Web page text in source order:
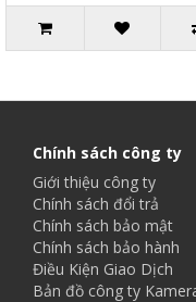
Chính sách công ty
Giới thiệu công ty
Chính sách đổi trả
Chính sách bảo mật
Chính sách bảo hành
Điều Kiện Giao Dịch
Bản đồ công ty